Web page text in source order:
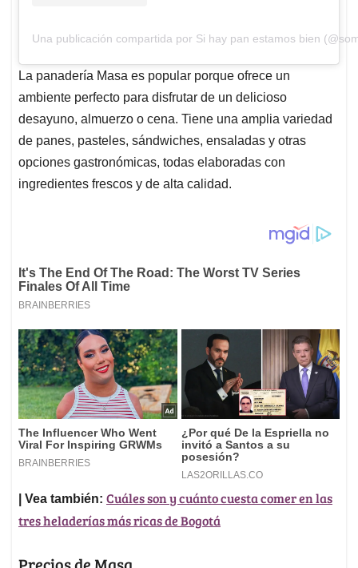
Una publicación compartida por Si hay pan estamos bien
La panadería Masa es popular porque ofrece un
ambiente perfecto para disfrutar de un delicioso
desayuno, almuerzo o cena. Tiene una amplia variedad
de panes, pasteles, sándwiches, ensaladas y otras
opciones gastronómicas, todas elaboradas con
ingredientes frescos y de alta calidad.
| Vea también: Cuáles son y cuánto cuesta comer en las
tres heladerías más ricas de Bogotá